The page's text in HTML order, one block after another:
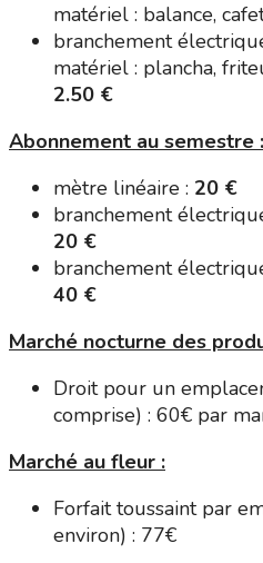
matériel : balance,
branchement
matériel : plancha,
2.50 €
Abonnement au semestre :
mètre linéaire : 20 €
branchement
20 €
branchement
40 €
Marché nocturne des
Droit pour un
comprise) : 60€ par
Marché au fleur :
Forfait toussaint par
environ) : 77€